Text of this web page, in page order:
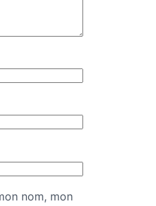
nom, mon